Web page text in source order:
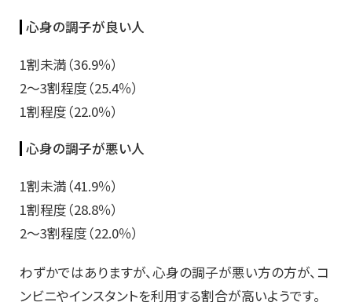
心身の調子が良い人
1割未満（36.9％）
2～3割程度（25.4％）
1割程度（22.0％）
心身の調子が悪い人
1割未満（41.9％）
1割程度（28.8％）
2～3割程度（22.0％）
わずかではありますが、心身の調子が悪い方の方が、コ
ンビニやインスタントを利用する割合が高いようです。